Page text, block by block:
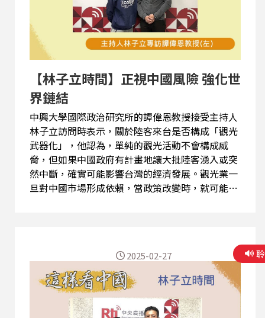
中國的一省，這就是踩到我們的「紅線」，更有甚
者，倡導用武力的方式來消滅台灣，達成祖國的統
一，這更是「紅線中的紅線」。 沈有忠更提醒，現
階段的兩岸關係已經不一樣了，若是為了事業發展
而隨中國指導起舞，發表消滅中華民國或是鼓吹武
力統一，那麼我們也只能依法而...
【林子立時間】正視中國風險 強化世
界鏈結
中興大學國際政治研究所的譚偉恩教授接受主持人
林子立訪問時表示，關於陸客來台是否構成「觀光
武器化」，他認為，單純的觀光活動不會構成威
脅，但如果中國政府有計畫地讓大批陸客湧入或突
然中斷，確實可能影響台灣的經濟發展。觀光業一
旦對中國市場形成依賴，當政策改變時，就可能遭
客，不如以「質」取勝。管理陸客來台的問題上，
與其採取全面開放或全面禁止的方式，不如根據不
同類型的陸客（如學術交流、商務往來、純觀光）
制定更細緻的規範。例如，在需要生態保護的地
2025-02-27